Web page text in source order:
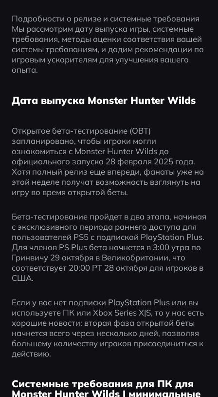
Подробности о релизе и системные требования
Мы рассмотрим дату выпуска игры, системные
требования, методы оценки соответствия вашей
системы требованиям, и дадим рекомендации по
игровым ускорителям для улучшения вашего
опыта.
Дата выпуска Monster Hunter Wilds
Открытое бета-тестирование (OBT)
запланировано, чтобы игроки могли
ознакомиться с Monster Hunter Wilds до
официального запуска 28 февраля 2025 года.
Хотя полный релиз еще впереди, фанаты уже на
этой неделе получат возможность взглянуть на
игру во время открытой беты.
Бета-тестирование пройдет в два этапа, начиная
с эксклюзивного периода раннего доступа для
пользователей PS5 с подпиской PlayStation Plus.
Для членов PS Plus бета начнется в 3:00 утра по
Гринвичу 29 октября в Великобритании, что
соответствует 20:00 PT 28 октября для игроков в
США.
Если у вас нет подписки PlayStation Plus или вы
используете ПК или Xbox Series X|S, то у нас есть
хорошие новости: вторая фаза открытой беты
начнется всего через несколько дней, позволяя
большему количеству игроков присоединиться к
действию.
Системные требования для ПК для
Monster Hunter Wilds | минимальные